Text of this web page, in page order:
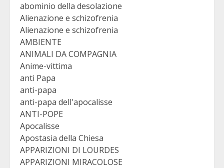
abominio della desolazione
Alienazione e schizofrenia
Alienazione e schizofrenia
AMBIENTE
ANIMALI DA COMPAGNIA
Anime-vittima
anti Papa
anti-papa
anti-papa dell'apocalisse
ANTI-POPE
Apocalisse
Apostasia della Chiesa
APPARIZIONI DI LOURDES
APPARIZIONI MIRACOLOSE